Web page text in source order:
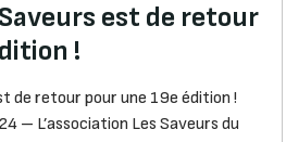
est de retour
!
de retour pour une 19e édition !
– L’association Les Saveurs du